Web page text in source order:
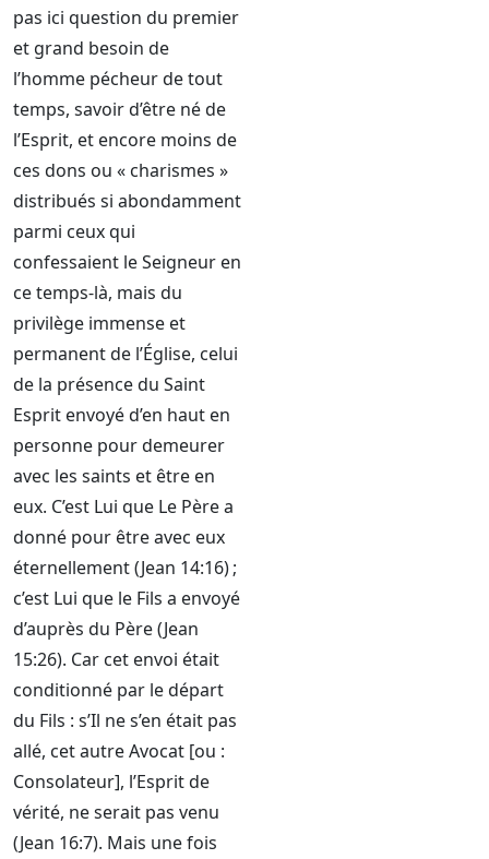
pas ici question du premier
et grand besoin de
l’homme pécheur de tout
temps, savoir d’être né de
l’Esprit, et encore moins de
ces dons ou « charismes »
distribués si abondamment
parmi ceux qui
confessaient le Seigneur en
ce temps-là, mais du
privilège immense et
permanent de l’Église, celui
de la présence du Saint
Esprit envoyé d’en haut en
personne pour demeurer
avec les saints et être en
eux. C’est Lui que Le Père a
donné pour être avec eux
éternellement (Jean 14:16) ;
c’est Lui que le Fils a envoyé
d’auprès du Père (Jean
15:26). Car cet envoi était
conditionné par le départ
du Fils : s’Il ne s’en était pas
allé, cet autre Avocat [ou :
Consolateur], l’Esprit de
vérité, ne serait pas venu
(Jean 16:7). Mais une fois